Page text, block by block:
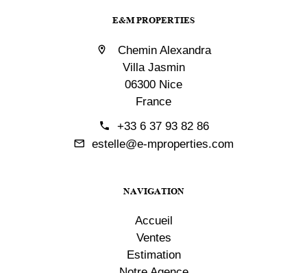
E&M PROPERTIES
Chemin Alexandra
Villa Jasmin
06300 Nice
France
+33 6 37 93 82 86
estelle@e-mproperties.com
NAVIGATION
Accueil
Ventes
Estimation